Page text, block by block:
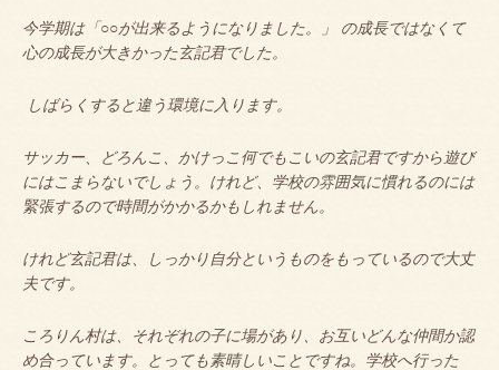
今学期は「○○が出来るようになりました。」 の成長ではなくて
心の成長が大きかった玄記君でした。
しばらくすると違う環境に入ります。
サッカー、どろんこ、かけっこ何でもこいの玄記君ですから遊び
にはこまらないでしょう。けれど、学校の雰囲気に慣れるのには
緊張するので時間がかかるかもしれません。
けれど玄記君は、しっかり自分というものをもっているので大丈
夫です。
ころりん村は、それぞれの子に場があり、お互いどんな仲間か認
め合っています。とっても素晴しいことですね。学校へ行った